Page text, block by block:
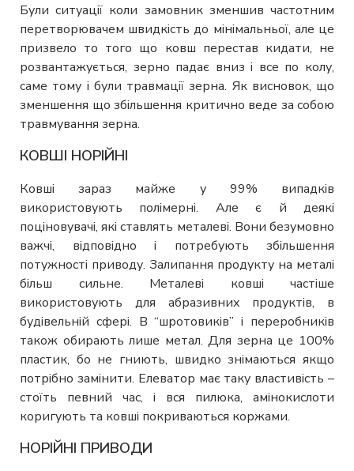
Були ситуації коли замовник зменшив частотним
перетворювачем швидкість до мінімальньої, але це
призвело то того що ковш перестав кидати, не
розвантажується, зерно падає вниз і все по колу,
саме тому і були травмації зерна. Як висновок, що
зменшення що збільшення критично веде за собою
травмування зерна.
КОВШІ НОРІЙНІ
Ковші зараз майже у 99% випадків
використовують полімерні. Але є й деякі
поціновувачі, які ставлять металеві. Вони безумовно
важчі, відповідно і потребують збільшення
потужності приводу. Залипання продукту на металі
більш сильне. Металеві ковші частіше
використовують для абразивних продуктів, в
будівельній сфері. В “шротовиків” і переробників
також обирають лише метал. Для зерна це 100%
пластик, бо не гниють, швидко знімаються якщо
потрібно замінити. Елеватор має таку властивість –
стоїть певний час, і вся пилюка, амінокислоти
коригують та ковші покриваються коржами.
НОРІЙНІ ПРИВОДИ